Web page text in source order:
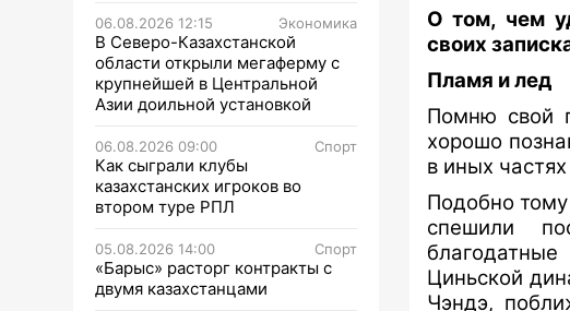
06.08.2026 12:15 Экономика
В Северо-Казахстанской
области открыли мегаферму с
крупнейшей в Центральной
Азии доильной установкой
06.08.2026 09:00 Спорт
Как сыграли клубы
казахстанских игроков во
втором туре РПЛ
05.08.2026 14:00 Спорт
«Барыс» расторг контракты с
двумя казахстанцами
О том, чем
своих
Пламя и лед
Помню свой
хорошо
в иных
Подобно
спешили
Циньской
Чэндэ,